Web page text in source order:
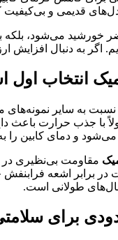
قدیمی و بی‌کیفیت
مضر خورشید می‌شود،
اگر به دنبال افزایش
انتخاب اول
نسبت به سایر نمونه‌های
جذب حرارت باعث
و دمای کابین را
مقاومت بی‌نظیری در
برابر اشعه فرابنفش
طولانی است.
برای